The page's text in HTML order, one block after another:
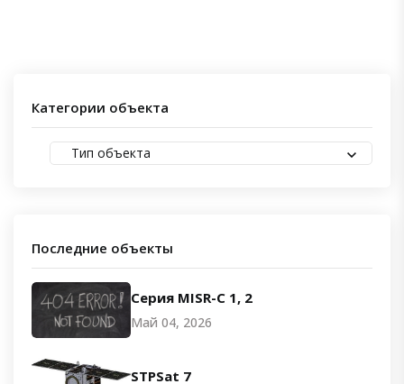
Категории объекта
Тип объекта
Последние объекты
Серия MISR-C 1, 2
Май 04, 2026
STPSat 7